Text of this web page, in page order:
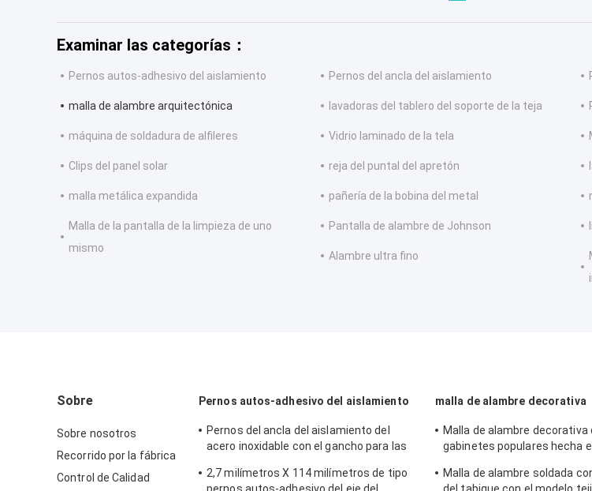
Examinar las categorías：
Pernos autos-adhesivo del aislamiento Pernos del ancla del aislamiento
malla de alambre arquitectónica lavadoras del tablero del soporte de la teja
máquina de soldadura de alfileres Vidrio laminado de la tela
Clips del panel solar reja del puntal del apretón
malla metálica expandida pañería de la bobina del metal
Malla de la pantalla de la limpieza de uno
mismo
Pantalla de alambre de Johnson
Alambre ultra fino
Sobre
Sobre nosotros
Recorrido por la fábrica
Control de Calidad
Pernos autos-adhesivo del aislamiento
Pernos del ancla del aislamiento del
acero inoxidable con el gancho para las
2,7 milímetros X 114 milímetros de tipo
malla de alambre decorativa
Malla de alambre decorativa
gabinetes populares hecha
Malla de alambre soldada